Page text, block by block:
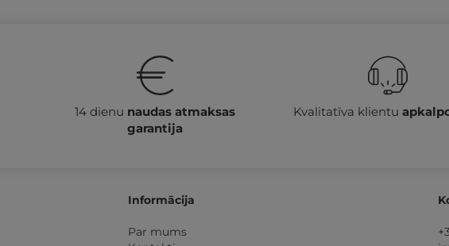
14 dienu naudas atmaksas
garantija
Kvalitatīva klientu
Informācija
Par mums